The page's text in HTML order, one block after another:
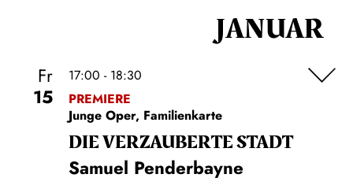
JANUAR
Fr
15
17:00 - 18:30
PREMIERE
Junge Oper, Familienkarte
DIE VERZAUBERTE STADT
Samuel Penderbayne